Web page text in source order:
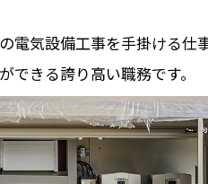
電気設備工事を手掛ける仕
できる誇り高い職務です。